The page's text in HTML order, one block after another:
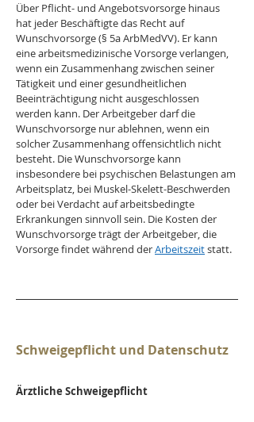
Über Pflicht- und Angebotsvorsorge hinaus
hat jeder Beschäftigte das Recht auf
Wunschvorsorge (§ 5a ArbMedVV). Er kann
eine arbeitsmedizinische Vorsorge verlangen,
wenn ein Zusammenhang zwischen seiner
Tätigkeit und einer gesundheitlichen
Beeinträchtigung nicht ausgeschlossen
werden kann. Der Arbeitgeber darf die
Wunschvorsorge nur ablehnen, wenn ein
solcher Zusammenhang offensichtlich nicht
besteht. Die Wunschvorsorge kann
insbesondere bei psychischen Belastungen am
Arbeitsplatz, bei Muskel-Skelett-Beschwerden
oder bei Verdacht auf arbeitsbedingte
Erkrankungen sinnvoll sein. Die Kosten der
Wunschvorsorge trägt der Arbeitgeber, die
Vorsorge findet während der Arbeitszeit statt.
Schweigepflicht und Datenschutz
Ärztliche Schweigepflicht